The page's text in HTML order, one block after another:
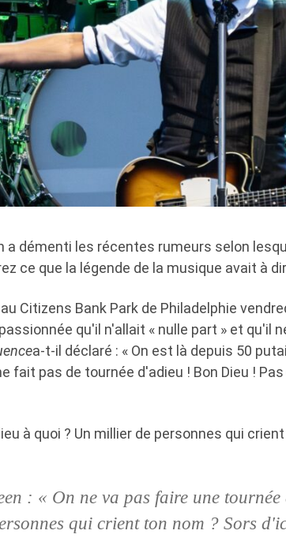
a démenti les récentes rumeurs selon
ce que la légende de la musique avait à
Citizens Bank Park de Philadelphie
qu'il n'allait « nulle part » et qu'il
a-t-il déclaré : « On est là depuis 50
fait pas de tournée d'adieu ! Bon Dieu !
à quoi ? Un millier de personnes qui
: « On ne va pas faire une
qui crient ton nom ? Sors